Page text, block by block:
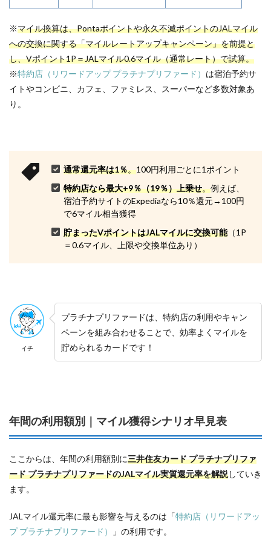
※マイル換算は、Pontaポイントや永久不滅ポイントのJALマイル
への交換に関する「マイルレートアップキャンペーン」を前提と
し、Vポイント1P＝JALマイル0.6マイル（通常レート）で試算。
※特約店（リワードアップ プラチナプリファード） は宿泊予約サ
イトやコンビニ、カフェ、ファミレス、スーパーなど多数対象あ
り。
通常還元率は1％。100円利用ごとに1ポイント
特約店なら最大+9％（19％）上乗せ。例えば、
宿泊予約サイトのExpediaなら10％還元→100円
で6マイル相当獲得
貯まったVポイントはJALマイルに交換可能（1P
＝0.6マイル、上限や交換単位あり）
イチ
プラチナプリファードは、特約店の利用やキャン
ペーンを組み合わせることで、効率よくマイルを
貯められるカードです！
年間の利用額別｜マイル獲得シナリオ早見表
ここからは、年間の利用額別に三井住友カード プラチナプリファ
ード プラチナプリファードのJALマイル実質還元率を解説していき
ます。
JALマイル還元率に最も影響を与えるのは「特約店（リワードアッ
プ プラチナプリファード）
」の利用です。